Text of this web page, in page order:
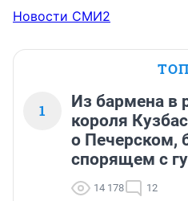
Новости СМИ2
1
Из бармена в
короля
о Печерском,
спорящем с
14 178 12